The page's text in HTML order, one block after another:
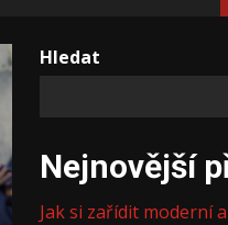
Hledat
Nejnovější
Jak si zařídit moderní